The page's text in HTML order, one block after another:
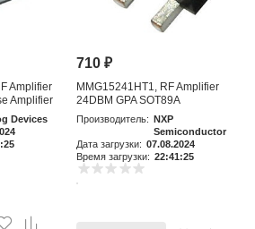
Amplifier
Amplifier
Devices
710₽
MMG15241HT1, RF Amplifier
24DBM GPA SOT89A
Производитель:
NXP
Semiconductor
Дата загрузки: 07.08.2024
Время загрузки: 22:41:25